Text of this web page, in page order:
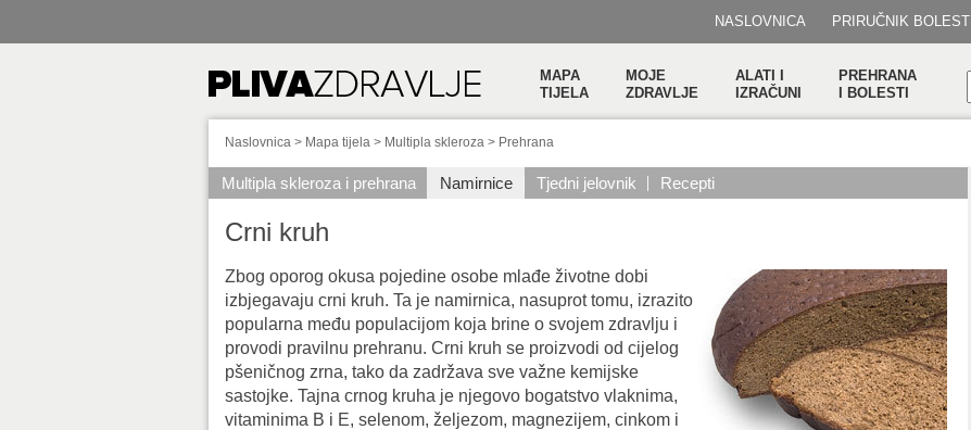
NASLOVNICA PRIRUČNIK BOLESTI
MAPA
TIJELA
MOJE
ZDRAVLJE
ALATI I
IZRAČUNI
PREHRANA
I BOLESTI
Naslovnica > Mapa tijela > Multipla skleroza > Prehrana
Multipla skleroza i prehrana Namirnice Tjedni jelovnik Recepti
Crni kruh
Zbog oporog okusa pojedine osobe mlađe životne dobi
izbjegavaju crni kruh. Ta je namirnica, nasuprot tomu, izrazito
popularna među populacijom koja brine o svojem zdravlju i
provodi pravilnu prehranu. Crni kruh se proizvodi od cijelog
pšeničnog zrna, tako da zadržava sve važne kemijske
sastojke. Tajna crnog kruha je njegovo bogatstvo vlaknima,
vitaminima B i E, selenom, željezom, magnezijem, cinkom i